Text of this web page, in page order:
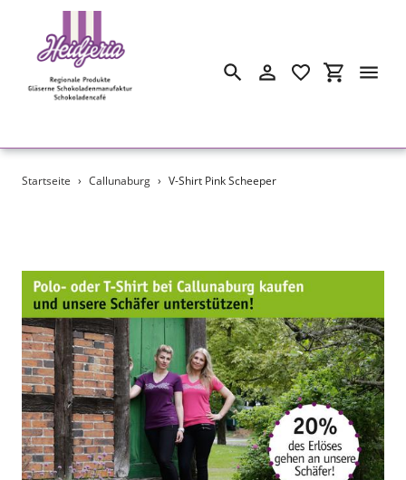
Direkt
SuchenEinloggen
Startseite › Callunaburg › V-Shirt Pink Scheeper